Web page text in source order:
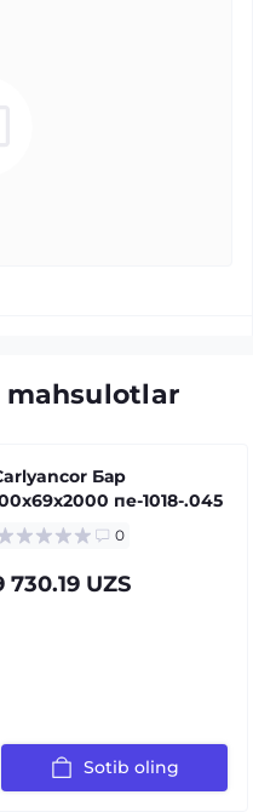
mahsulotlar
Бар
пе-1018-.045
0
730.19 UZS
Sotib oling